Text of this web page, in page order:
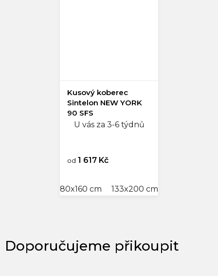
Kusový koberec
Sintelon NEW YORK
90 SFS
U vás za 3-6 týdnů
od 1 617 Kč
80x160 cm 133x200 cm